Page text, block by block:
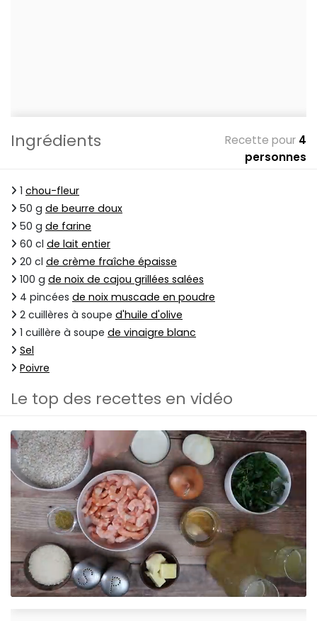
Ingrédients Recette pour 4
personnes
1 chou-fleur
50 g de beurre doux
50 g de farine
60 cl de lait entier
20 cl de crème fraîche épaisse
100 g de noix de cajou grillées salées
4 pincées de noix muscade en poudre
2 cuillères à soupe d'huile d'olive
1 cuillère à soupe de vinaigre blanc
Sel
Poivre
Le top des recettes en vidéo